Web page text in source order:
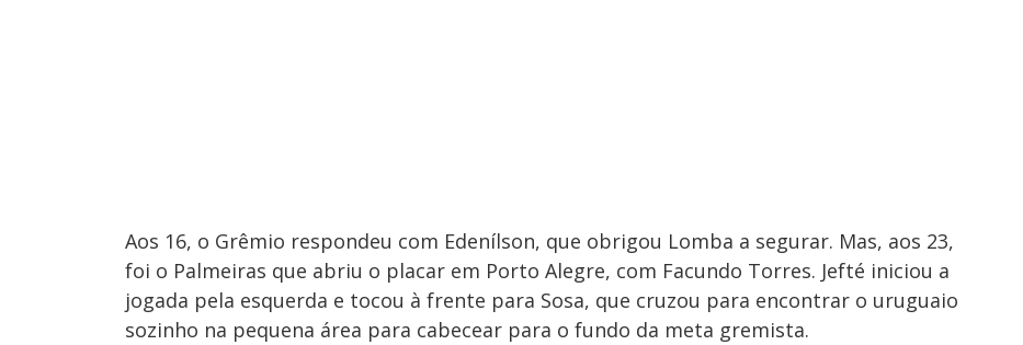
Aos 16, o Grêmio respondeu com Edenílson, que obrigou Lomba a segurar. Mas, aos 23,
foi o Palmeiras que abriu o placar em Porto Alegre, com Facundo Torres. Jefté iniciou a
jogada pela esquerda e tocou à frente para Sosa, que cruzou para encontrar o uruguaio
sozinho na pequena área para cabecear para o fundo da meta gremista.